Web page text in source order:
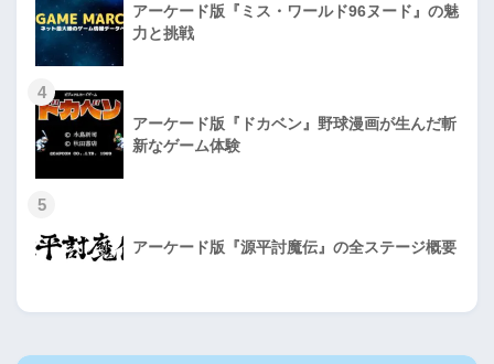
アーケード版『ミス・ワールド96ヌード』の魅
力と挑戦
4
アーケード版『ドカベン』野球漫画が生んだ斬
新なゲーム体験
5
アーケード版『源平討魔伝』の全ステージ概要